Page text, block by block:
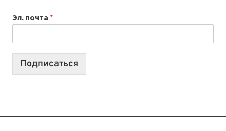
РАБОТЫ
Эл. почта *
Подписаться